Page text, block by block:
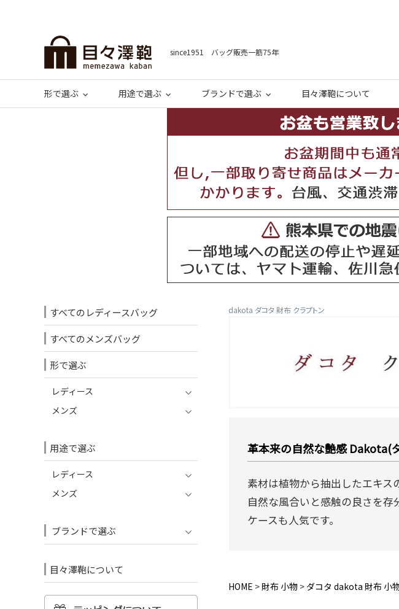
since1951 バッグ販売一筋75年
形で選ぶ 用途で選ぶ ブランドで選ぶ 目々澤鞄について
すべてのレディースバッグ
すべてのメンズバッグ
形で選ぶ
レディース
メンズ
用途で選ぶ
レディース
メンズ
ブランドで選ぶ
目々澤鞄について
dakota ダコタ 財布 クラプトン
革本来の自然な艶感 Dakota(
素材は植物から抽出したエキ
自然な風合いと感触の良さを
ケースも人気です。
HOME 財布 小物 ダコタ dakota 財布 小